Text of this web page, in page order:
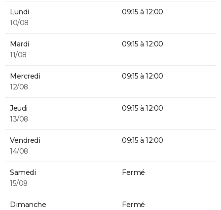
Lundi
10/08
09:15 à 12:00
Mardi
11/08
09:15 à 12:00
Mercredi
12/08
09:15 à 12:00
Jeudi
13/08
09:15 à 12:00
Vendredi
14/08
09:15 à 12:00
Samedi
15/08
Fermé
Dimanche
Fermé